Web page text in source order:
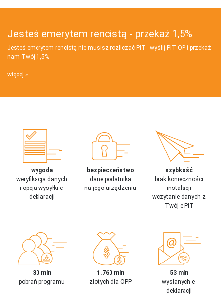
Jesteś emerytem rencistą - przekaż 1,5%
Jesteś emerytem rencistą nie musisz rozliczać PIT - wyślij PIT‑OP i przekaż
nam Twój 1,5%
więcej
wygoda
weryfikacja danych
i opcja wysyłki e-
deklaracji
bezpieczeństwo
dane podatnika
na jego urządzeniu
szybkość
brak konieczności
instalacji
wczytanie danych z
Twój e-PIT
30 mln
pobrań programu
1.760 mln
złotych dla OPP
53 mln
wysłanych e-
deklaracji